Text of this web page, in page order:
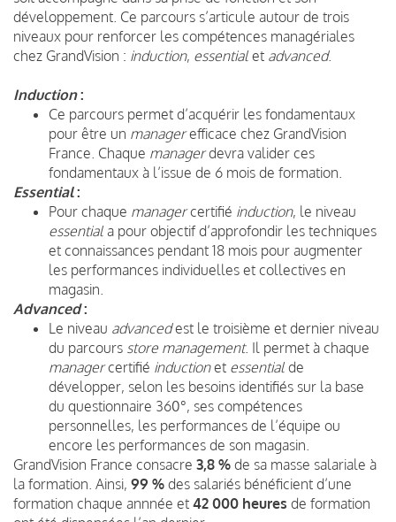
développement. Ce parcours s’articule autour de trois
niveaux pour renforcer les compétences managériales
chez GrandVision : induction, essential et advanced.
Induction:
Ce parcours permet d’acquérir les fondamentaux
pour être un managerefficace chez GrandVision
France. Chaque managerdevra valider ces
fondamentaux à l’issue de 6 mois de formation.
Essential:
Pour chaque managercertifié induction, le niveau
essential a pour objectif d’approfondir les techniques
et connaissances pendant 18 mois pour augmenter
les performances individuelles et collectives en
magasin.
Advanced:
Le niveau advancedest le troisième et dernier niveau
du parcours store management. Il permet à chaque
managercertifié inductionet essential de
développer, selon les besoins identifiés sur la base
du questionnaire 360°, ses compétences
personnelles, les performances de l’équipe ou
encore les performances de son magasin.
GrandVision France consacre 3,8 % de sa masse salariale à
la formation. Ainsi, 99 % des salariés bénéficient d’une
formation chaque annnée et 42 000 heures de formation